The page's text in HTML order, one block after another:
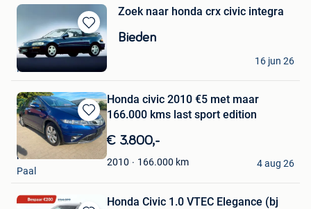
Bewaren
in
Mijn
Favorieten
Zoek naar honda crx civic integra
Bieden
benoit
Fosses-La-Ville
16 jun 26
Bewaren
in
Mijn
Favorieten
Honda civic 2010 €5 met maar
166.000 kms last sport edition
€ 3.800,-
2010 166.000 km
rahmon
Paal
4 aug 26
Honda Civic 1.0 VTEC Elegance (bj